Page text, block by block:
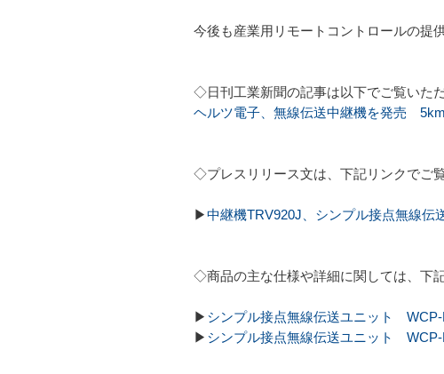
今後も産業用リモートコントロールの提
◇日刊工業新聞の記事は以下でご覧いただ
ヘルツ電子、無線伝送中継機を発売
◇プレスリリース文は、下記リンクでご
▶中継機TRV920J、シンプル接点無線
◇商品の主な仕様や詳細に関しては、下
▶ シンプル接点無線伝送ユニット
▶ シンプル接点無線伝送ユニット